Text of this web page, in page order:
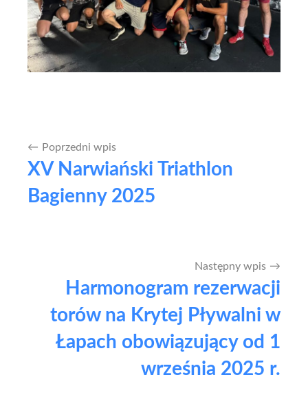
Nawigacja
wpisu
Poprzedni wpis
XV Narwiański Triathlon
Bagienny 2025
Następny wpis
Harmonogram rezerwacji
torów na Krytej Pływalni w
Łapach obowiązujący od 1
września 2025 r.